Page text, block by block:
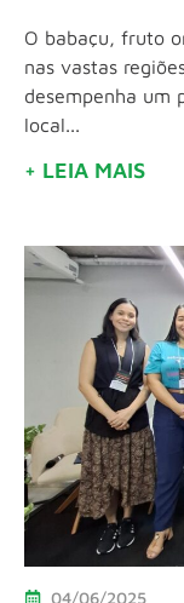
O babaçu, fruto
nas vastas
desempenha um
local...
+ LEIA MAIS
04/06/2025